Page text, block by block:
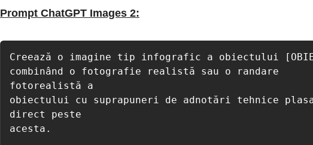
Prompt ChatGPT Images 2:
Creează o imagine tip infografic a obiectului
combinând o fotografie realistă sau o randare
fotorealistă a
obiectului cu suprapuneri de adnotări tehnice
direct peste
acesta.